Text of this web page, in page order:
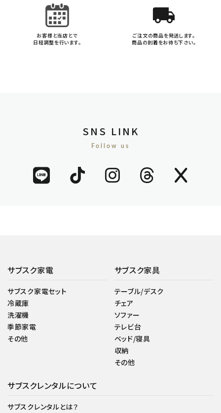
お客様と当店とで
日程調整を行います。
local_shipping
ご注文の商品を発送します。
商品の到着をお待ち下さい。
SNS LINK
Follow us
サブスク家電
サブスク家電セット
冷蔵庫
洗濯機
季節家電
その他
サブスク家具
テーブル/デスク
チェア
ソファー
テレビ台
ベッド/寝具
収納
その他
サブスクレンタルについて
サブスクレンタルとは？